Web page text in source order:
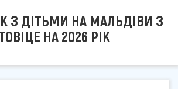
З ДІТЬМИ НА МАЛЬДІВИ З
НА 2026 РІК